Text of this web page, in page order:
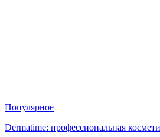
Популярное
Dermatime: профессиональная